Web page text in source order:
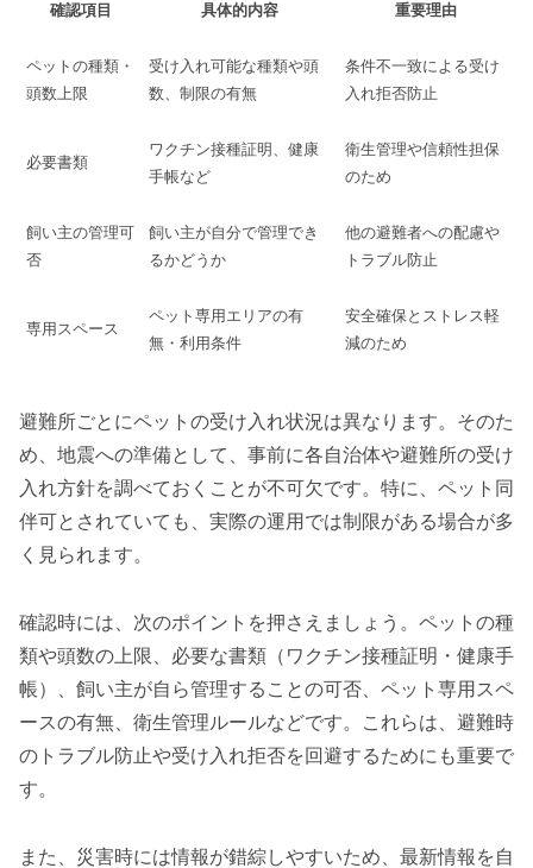
確認項目 具体的内容 重要理由
ペットの種類・
頭数上限
受け入れ可能な種類や頭
数、制限の有無
条件不一致による受け
入れ拒否防止
必要書類
ワクチン接種証明、健康
手帳など
衛生管理や信頼性担保
のため
飼い主の管理可
否
飼い主が自分で管理でき
るかどうか
他の避難者への配慮や
トラブル防止
専用スペース
ペット専用エリアの有
無・利用条件
安全確保とストレス軽
減のため
避難所ごとにペットの受け入れ状況は異なります。そのた
め、地震への準備として、事前に各自治体や避難所の受け
入れ方針を調べておくことが不可欠です。特に、ペット同
伴可とされていても、実際の運用では制限がある場合が多
く見られます。
確認時には、次のポイントを押さえましょう。ペットの種
類や頭数の上限、必要な書類（ワクチン接種証明・健康手
帳）、飼い主が自ら管理することの可否、ペット専用スペ
ースの有無、衛生管理ルールなどです。これらは、避難時
のトラブル防止や受け入れ拒否を回避するためにも重要で
す。
また、災害時には情報が錯綜しやすいため、最新情報を自